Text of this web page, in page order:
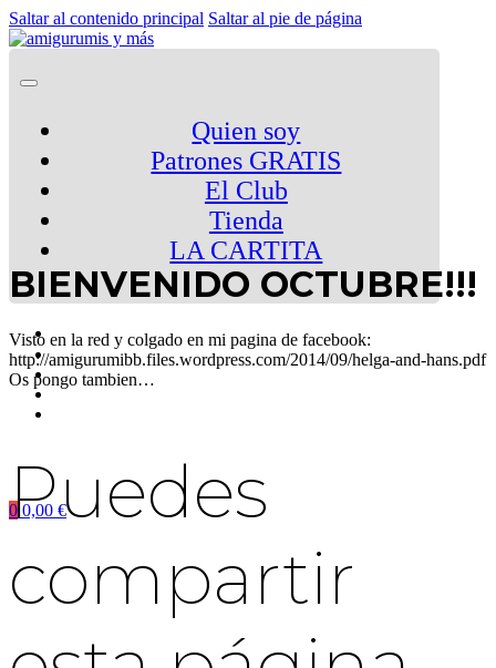
Saltar al contenido principal Saltar al pie de página
Quien soy
Patrones GRATIS
El Club
Tienda
LA CARTITA
0 0,00 €
BIENVENIDO OCTUBRE!!!
Visto en la red y colgado en mi pagina de facebook:
http://amigurumibb.files.wordpress.com/2014/09/helga-and-hans.pdf
Os pongo tambien…
Puedes
compartir